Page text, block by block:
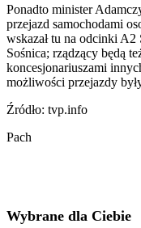
Ponadto minister
przejazd samochodami
wskazał tu na odcinki
Sośnica; rządzący będą
koncesjonariuszami
możliwości przejazdy
Źródło: tvp.info
Pach
Wybrane dla Ciebie